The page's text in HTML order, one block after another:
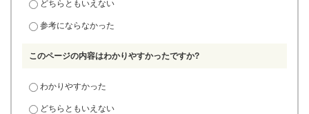
どちらともいえない
参考にならなかった
このページの内容はわかりやすかったですか?
わかりやすかった
どちらともいえない